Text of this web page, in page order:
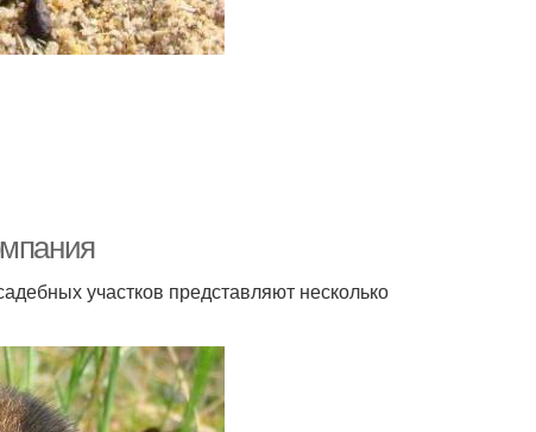
участков представляют несколько